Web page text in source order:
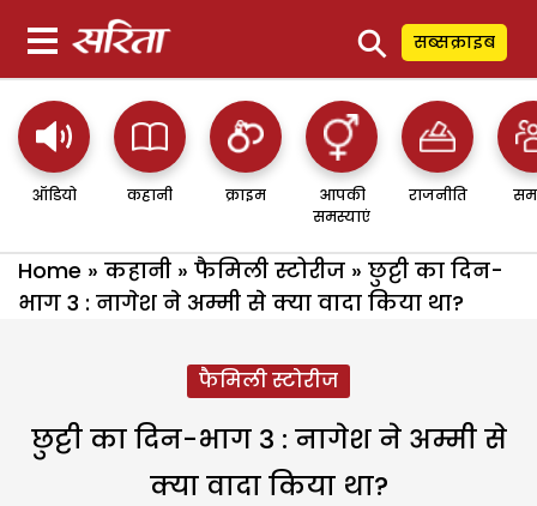
⚲ सब्सक्राइब
ऑडियो कहानी क्राइम
आपकी
समस्याएं
राजनीति
Home » कहानी » फैमिली स्टोरीज » छुट्टी का दिन-
भाग 3 : नागेश ने अम्मी से क्या वादा किया था?
फैमिली स्टोरीज
छुट्टी का दिन-भाग 3 : नागेश ने अम्मी से
क्या वादा किया था?